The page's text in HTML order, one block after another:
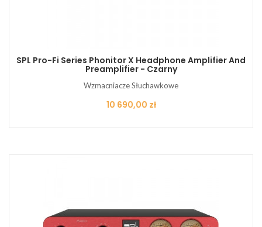
SPL Pro-Fi Series Phonitor X Headphone Amplifier And
Preamplifier - Czarny
Wzmacniacze Słuchawkowe
Cena
10 690,00 zł